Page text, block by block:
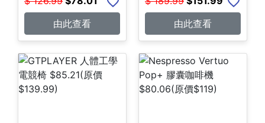
由此查看
由此查看